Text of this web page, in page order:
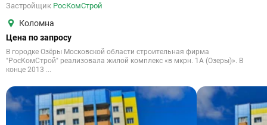
Застройщик РосКомСтрой
Коломна
Цена по запросу
В городке Озёры Московской области строительная фирма
"РосКомСтрой" реализовала жилой комплекс «в мкрн. 1А (Озеры)». В
конце 2013 ...